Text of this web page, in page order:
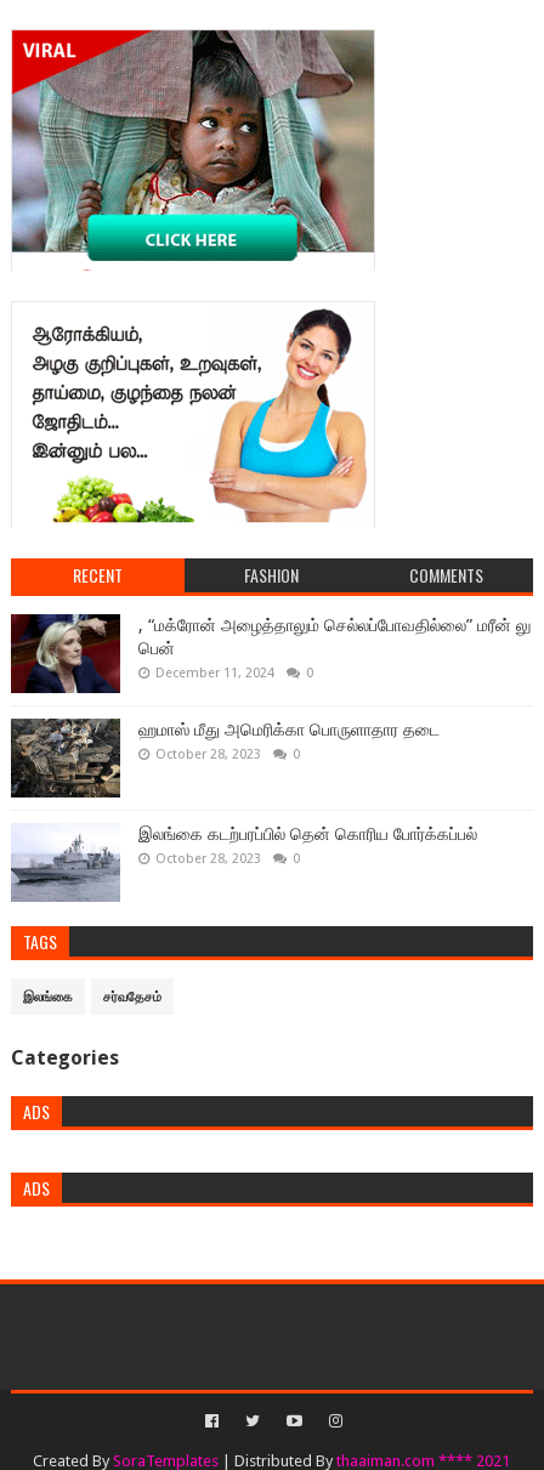
RECENT FASHION COMMENTS
, “மக்ரோன் அழைத்தாலும் செல்லப்போவதில்லை” மரீன் லு
பென்
December 11, 2024 0
ஹமாஸ் மீது அமெரிக்கா பொருளாதார தடை
October 28, 2023 0
இலங்கை கடற்பரப்பில் தென் கொரிய போர்க்கப்பல்
October 28, 2023 0
TAGS
இலங்கை சர்வதேசம்
Categories
ADS
ADS
Created BySoraTemplates | Distributed Bythaaiman.com **** 2021